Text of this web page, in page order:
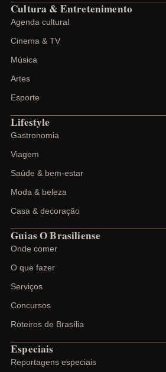
Cultura & Entretenimento
Agenda cultural
Cinema & TV
Música
Artes
Esporte
Lifestyle
Gastronomia
Viagem
Saúde & bem-estar
Moda & beleza
Casa & decoração
Guias O Brasiliense
Onde comer
O que fazer
Serviços
Concursos
Roteiros de Brasília
Especiais
Reportagens especiais